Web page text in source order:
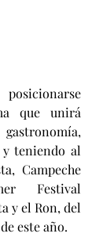
que unirá
teniendo al
Campeche
Festival
y el Ron, del
este año.